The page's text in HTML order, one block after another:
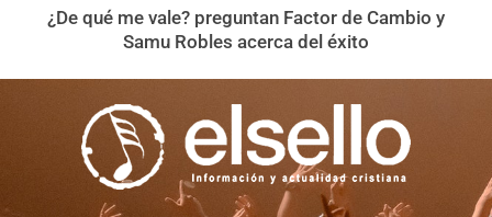
¿De qué me vale? preguntan Factor de Cambio y
Samu Robles acerca del éxito